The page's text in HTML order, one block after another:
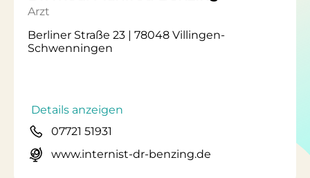
Arzt
Berliner Straße 23 | 78048 Villingen-
Schwenningen
Details anzeigen
07721 51931
www.internist-dr-benzing.de